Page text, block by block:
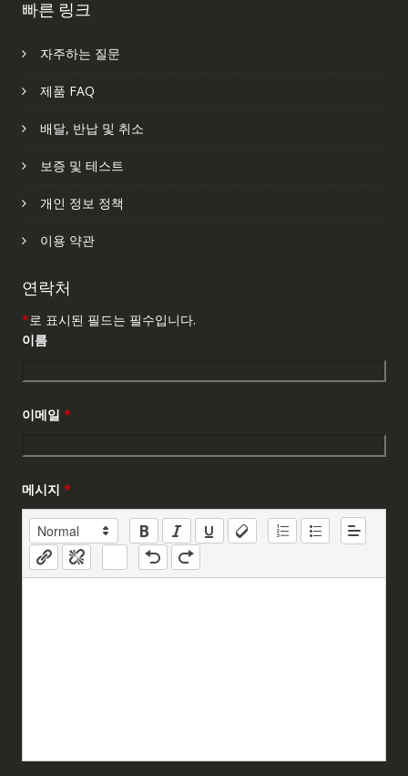
빠른 링크
자주하는 질문
제품 FAQ
배달, 반납 및 취소
보증 및 테스트
개인 정보 정책
이용 약관
연락처
*로 표시된 필드는 필수입니다.
이름
이메일 *
메시지 *